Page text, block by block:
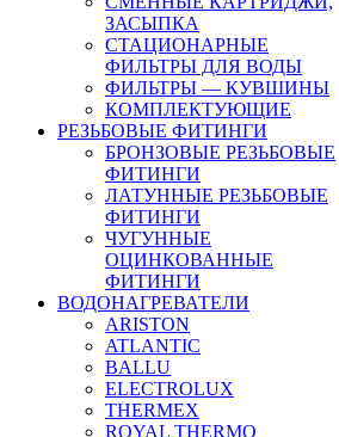
ЗАСЫПКА
СТАЦИОНАРНЫЕ
ФИЛЬТРЫ ДЛЯ ВОДЫ
ФИЛЬТРЫ — КУВШИНЫ
КОМПЛЕКТУЮЩИЕ
РЕЗЬБОВЫЕ ФИТИНГИ
БРОНЗОВЫЕ РЕЗЬБОВЫЕ
ФИТИНГИ
ЛАТУННЫЕ РЕЗЬБОВЫЕ
ФИТИНГИ
ЧУГУННЫЕ
ОЦИНКОВАННЫЕ
ФИТИНГИ
ВОДОНАГРЕВАТЕЛИ
ARISTON
ATLANTIC
BALLU
ELECTROLUX
THERMEX
ROYAL THERMO